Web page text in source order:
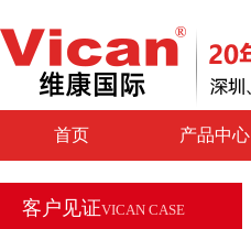
首页 产品中心
客户见证VICAN CASE